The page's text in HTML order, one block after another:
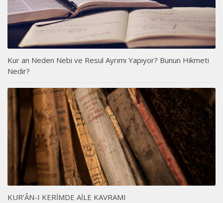
Kur an Neden Nebi ve Resul Ayrımı Yapıyor? Bunun Hikmeti
Nedir?
KUR’ÂN-I KERİMDE AİLE KAVRAMI